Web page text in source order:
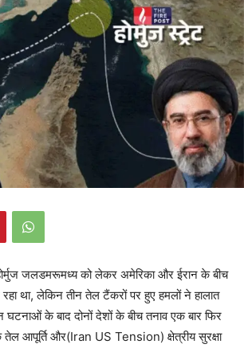
जलडमरूमध्य को लेकर अमेरिका और ईरान के बीच
था, लेकिन तीन तेल टैंकरों पर हुए हमलों ने हालात
घटनाओं के बाद दोनों देशों के बीच तनाव एक बार फिर
तेल आपूर्ति और(Iran US Tension) क्षेत्रीय सुरक्षा